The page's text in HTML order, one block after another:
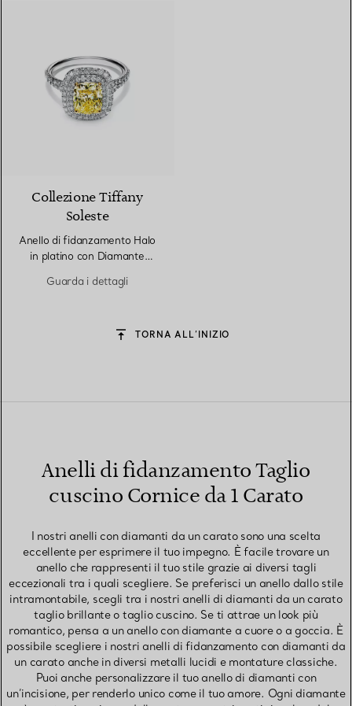
Collezione Tiffany
Soleste
Anello di fidanzamento Halo
in platino con Diamante
Guarda i dettagli
TORNA ALL’INIZIO
Anelli di fidanzamento Taglio
cuscino Cornice da 1 Carato
I nostri anelli con diamanti da un carato sono una scelta
eccellente per esprimere il tuo impegno. È facile trovare un
anello che rappresenti il tuo stile grazie ai diversi tagli
eccezionali tra i quali scegliere. Se preferisci un anello dallo stile
intramontabile, scegli tra i nostri anelli di diamanti da un carato
taglio brillante o taglio cuscino. Se ti attrae un look più
romantico, pensa a un anello con diamante a cuore o a goccia. È
possibile scegliere i nostri anelli di fidanzamento con diamanti da
un carato anche in diversi metalli lucidi e montature classiche.
Puoi anche personalizzare il tuo anello di diamanti con
un’incisione, per renderlo unico come il tuo amore. Ogni diamante